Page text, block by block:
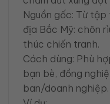
Nguồn gốc: Từ
địa Bắc Mỹ: chôn
thúc chiến tranh.
Cách dùng: Phù
bạn bè, đồng
ban/doanh nghiệp.